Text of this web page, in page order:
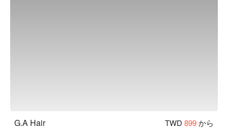
G.A Hair TWD 899から